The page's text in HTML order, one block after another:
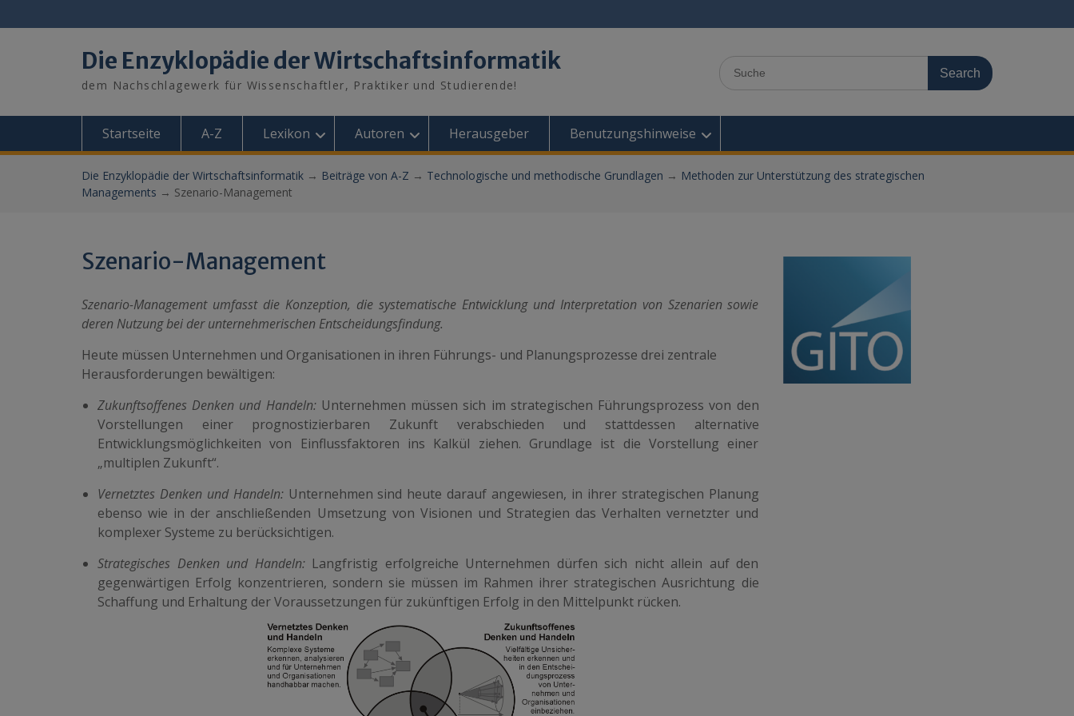
to
Die Enzyklopädie der Wirtschaftsinformatik
dem Nachschlagewerk für Wissenschaftler, Praktiker und Studierende!
Search
for:
Startseite A-Z Lexikon Autoren Herausgeber Benutzungshinweise
Die Enzyklopädie der Wirtschaftsinformatik → Beiträge von A-Z → Technologische und methodische Grundlagen → Methoden zur Unterstützung des strategischen
Managements → Szenario-Management
Szenario-Management
Szenario-Management umfasst die Konzeption, die systematische Entwicklung und Interpretation von Szenarien sowie
deren Nutzung bei der unternehmerischen Entscheidungsfindung.
Heute müssen Unternehmen und Organisationen in ihren Führungs- und Planungsprozesse drei zentrale
Herausforderungen bewältigen:
Zukunftsoffenes Denken und Handeln:Unternehmen müssen sich im strategischen Führungsprozess von den
Vorstellungen einer prognostizierbaren Zukunft verabschieden und stattdessen alternative
Entwicklungsmöglichkeiten von Einflussfaktoren ins Kalkül ziehen. Grundlage ist die Vorstellung einer
„multiplen Zukunft“.
Vernetztes Denken und Handeln:Unternehmen sind heute darauf angewiesen, in ihrer strategischen Planung
ebenso wie in der anschließenden Umsetzung von Visionen und Strategien das Verhalten vernetzter und
komplexer Systeme zu berücksichtigen.
Strategisches Denken und Handeln:Langfristig erfolgreiche Unternehmen dürfen sich nicht allein auf den
gegenwärtigen Erfolg konzentrieren, sondern sie müssen im Rahmen ihrer strategischen Ausrichtung die
Schaffung und Erhaltung der Voraussetzungen für zukünftigen Erfolg in den Mittelpunkt rücken.